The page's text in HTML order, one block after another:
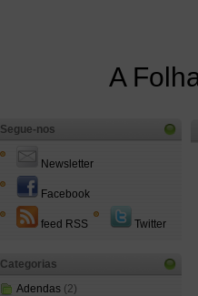
A
Segue-nos
Newsletter
Facebook
feed RSS Twitter
Categorias
Adendas (2)